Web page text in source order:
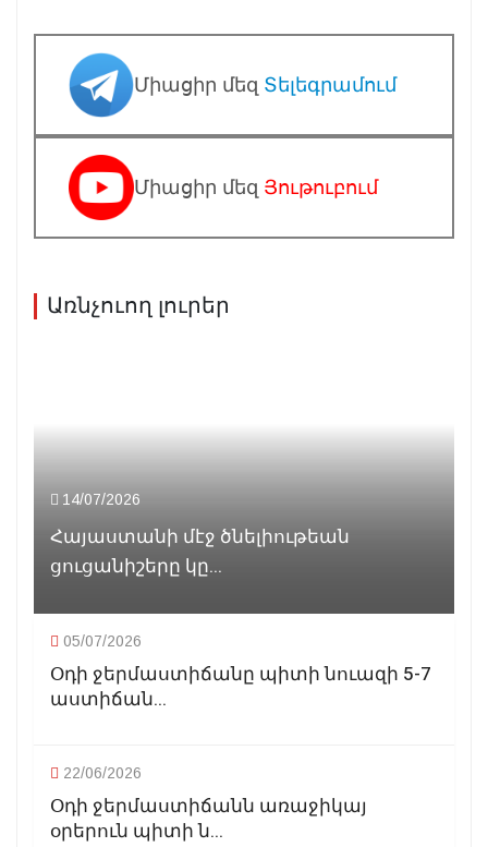
Միացիր մեզ Տելեգրամում
Միացիր մեզ Յութուբում
Առնչուող լուրեր
14/07/2026
Հայաստանի մէջ ծնելիութեան
ցուցանիշերը կը...
05/07/2026
Օդի ջերմաստիճանը պիտի նուազի 5-7
աստիճան...
22/06/2026
Օդի ջերմաստիճանն առաջիկայ
օրերուն պիտի ն...